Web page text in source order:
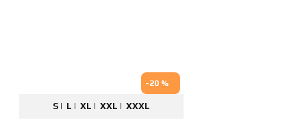
-20 %
S | L | XL | XXL | XXXL